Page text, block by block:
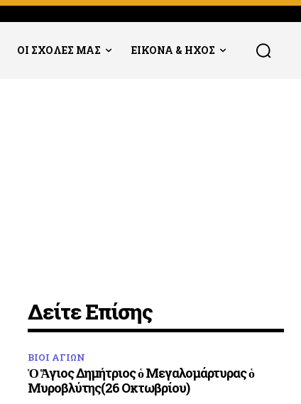
ΟΙ ΣΧΟΛΕΣ ΜΑΣ ΕΙΚΟΝΑ & ΗΧΟΣ
Δείτε Επίσης
ΒΙΟΙ ΑΓΙΩΝ
Ὁ Ἅγιος Δημήτριος ὁ Μεγαλομάρτυρας ὁ
Μυροβλύτης(26 Οκτωβρίου)